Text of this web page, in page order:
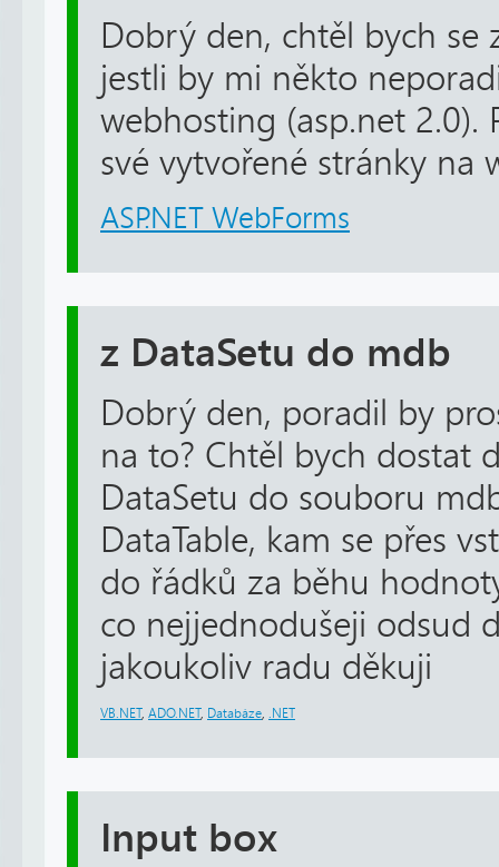
Dobrý den, chtěl bych
jestli by mi někto
webhosting (asp.net 2.0).
své vytvořené stránky na
ASP.NET WebForms
z DataSetu do mdb
Dobrý den, poradil by
na to? Chtěl bych dostat
DataSetu do souboru
DataTable, kam se přes
do řádků za běhu
co nejjednodušeji odsud
jakoukoliv radu děkuji
VB.NET, ADO.NET, Databáze .NET
Input box